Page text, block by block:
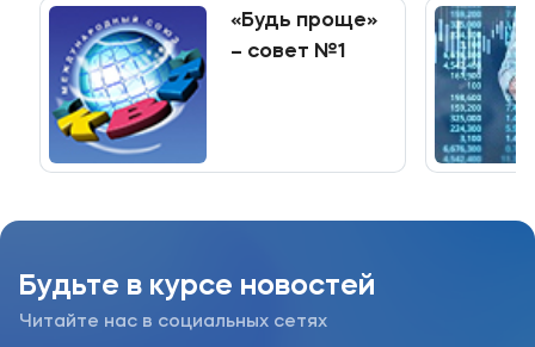
образования
«Будь проще»
– совет №1
Будьте в курсе новостей
Читайте нас в социальных сетях